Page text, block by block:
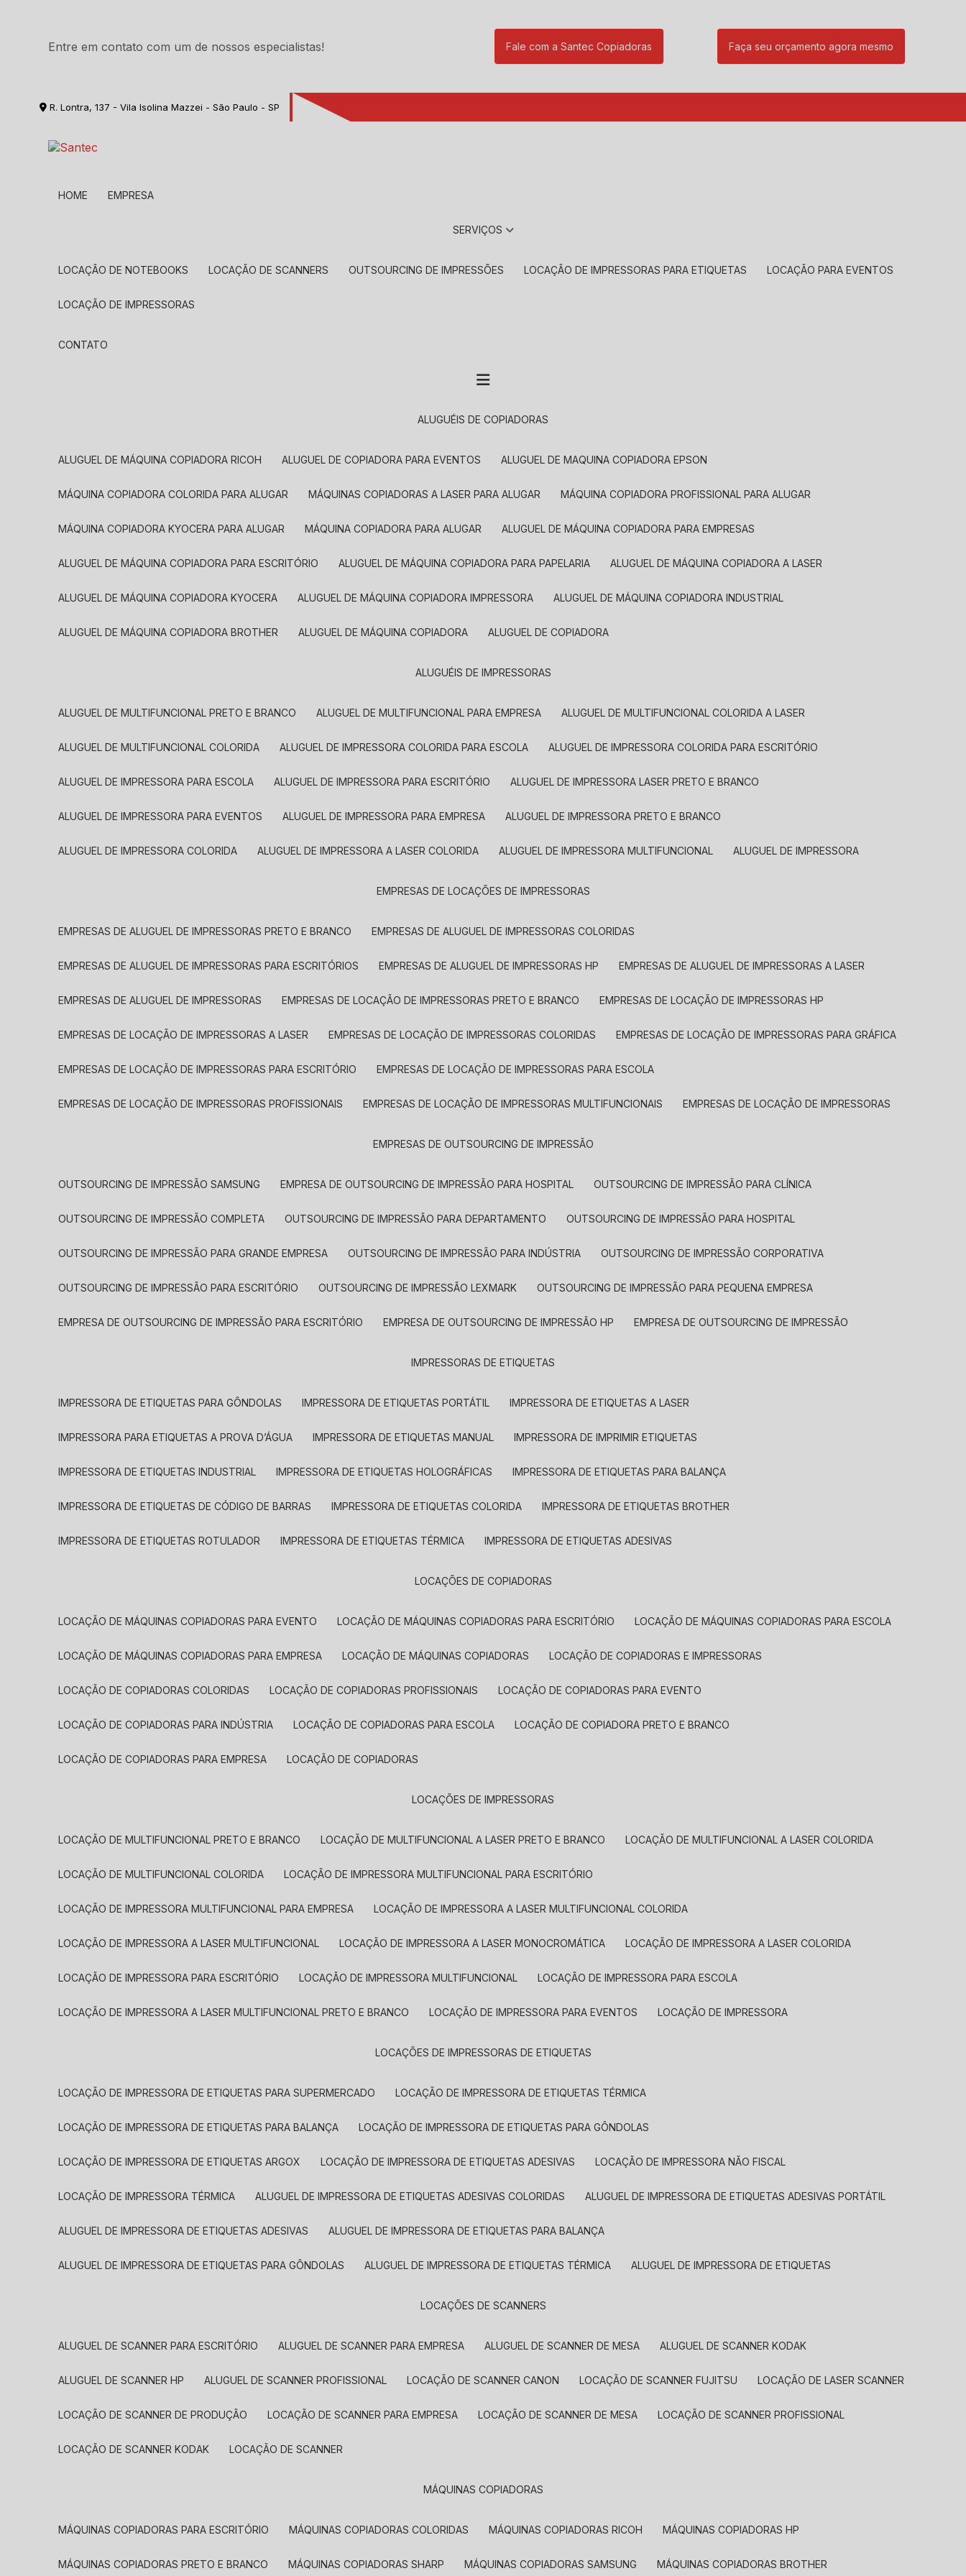
Entre em contato com um de nossos especialistas! Fale com a Santec Copiadoras Faça seu orçamento agora mesmo
R. Lontra, 137 - Vila Isolina Mazzei - São Paulo - SP
HOME EMPRESA
SERVIÇOS
LOCAÇÃO DE NOTEBOOKS LOCAÇÃO DE SCANNERS OUTSOURCING DE IMPRESSÕES LOCAÇÃO DE IMPRESSORAS PARA ETIQUETAS LOCAÇÃO PARA EVENTOS
LOCAÇÃO DE IMPRESSORAS
CONTATO
ALUGUÉIS DE COPIADORAS
ALUGUEL DE MÁQUINA COPIADORA RICOH ALUGUEL DE COPIADORA PARA EVENTOS ALUGUEL DE MAQUINA COPIADORA EPSON
MÁQUINA COPIADORA COLORIDA PARA ALUGAR MÁQUINAS COPIADORAS A LASER PARA ALUGAR MÁQUINA COPIADORA PROFISSIONAL PARA ALUGAR
MÁQUINA COPIADORA KYOCERA PARA ALUGAR MÁQUINA COPIADORA PARA ALUGAR ALUGUEL DE MÁQUINA COPIADORA PARA EMPRESAS
ALUGUEL DE MÁQUINA COPIADORA PARA ESCRITÓRIO ALUGUEL DE MÁQUINA COPIADORA PARA PAPELARIA ALUGUEL DE MÁQUINA COPIADORA A LASER
ALUGUEL DE MÁQUINA COPIADORA KYOCERA ALUGUEL DE MÁQUINA COPIADORA IMPRESSORA ALUGUEL DE MÁQUINA COPIADORA INDUSTRIAL
ALUGUEL DE MÁQUINA COPIADORA BROTHER ALUGUEL DE MÁQUINA COPIADORA ALUGUEL DE COPIADORA
ALUGUÉIS DE IMPRESSORAS
ALUGUEL DE MULTIFUNCIONAL PRETO E BRANCO ALUGUEL DE MULTIFUNCIONAL PARA EMPRESA ALUGUEL DE MULTIFUNCIONAL COLORIDA A LASER
ALUGUEL DE MULTIFUNCIONAL COLORIDA ALUGUEL DE IMPRESSORA COLORIDA PARA ESCOLA ALUGUEL DE IMPRESSORA COLORIDA PARA ESCRITÓRIO
ALUGUEL DE IMPRESSORA PARA ESCOLA ALUGUEL DE IMPRESSORA PARA ESCRITÓRIO ALUGUEL DE IMPRESSORA LASER PRETO E BRANCO
ALUGUEL DE IMPRESSORA PARA EVENTOS ALUGUEL DE IMPRESSORA PARA EMPRESA ALUGUEL DE IMPRESSORA PRETO E BRANCO
ALUGUEL DE IMPRESSORA COLORIDA ALUGUEL DE IMPRESSORA A LASER COLORIDA ALUGUEL DE IMPRESSORA MULTIFUNCIONAL ALUGUEL DE IMPRESSORA
EMPRESAS DE LOCAÇÕES DE IMPRESSORAS
EMPRESAS DE ALUGUEL DE IMPRESSORAS PRETO E BRANCO EMPRESAS DE ALUGUEL DE IMPRESSORAS COLORIDAS
EMPRESAS DE ALUGUEL DE IMPRESSORAS PARA ESCRITÓRIOS EMPRESAS DE ALUGUEL DE IMPRESSORAS HP EMPRESAS DE ALUGUEL DE IMPRESSORAS A LASER
EMPRESAS DE ALUGUEL DE IMPRESSORAS EMPRESAS DE LOCAÇÃO DE IMPRESSORAS PRETO E BRANCO EMPRESAS DE LOCAÇÃO DE IMPRESSORAS HP
EMPRESAS DE LOCAÇÃO DE IMPRESSORAS A LASER EMPRESAS DE LOCAÇÃO DE IMPRESSORAS COLORIDAS EMPRESAS DE LOCAÇÃO DE IMPRESSORAS PARA GRÁFICA
EMPRESAS DE LOCAÇÃO DE IMPRESSORAS PARA ESCRITÓRIO EMPRESAS DE LOCAÇÃO DE IMPRESSORAS PARA ESCOLA
EMPRESAS DE LOCAÇÃO DE IMPRESSORAS PROFISSIONAIS EMPRESAS DE LOCAÇÃO DE IMPRESSORAS MULTIFUNCIONAIS EMPRESAS DE LOCAÇÃO DE IMPRESSORAS
EMPRESAS DE OUTSOURCING DE IMPRESSÃO
OUTSOURCING DE IMPRESSÃO SAMSUNG EMPRESA DE OUTSOURCING DE IMPRESSÃO PARA HOSPITAL OUTSOURCING DE IMPRESSÃO PARA CLÍNICA
OUTSOURCING DE IMPRESSÃO COMPLETA OUTSOURCING DE IMPRESSÃO PARA DEPARTAMENTO OUTSOURCING DE IMPRESSÃO PARA HOSPITAL
OUTSOURCING DE IMPRESSÃO PARA GRANDE EMPRESA OUTSOURCING DE IMPRESSÃO PARA INDÚSTRIA OUTSOURCING DE IMPRESSÃO CORPORATIVA
OUTSOURCING DE IMPRESSÃO PARA ESCRITÓRIO OUTSOURCING DE IMPRESSÃO LEXMARK OUTSOURCING DE IMPRESSÃO PARA PEQUENA EMPRESA
EMPRESA DE OUTSOURCING DE IMPRESSÃO PARA ESCRITÓRIO EMPRESA DE OUTSOURCING DE IMPRESSÃO HP EMPRESA DE OUTSOURCING DE IMPRESSÃO
IMPRESSORAS DE ETIQUETAS
IMPRESSORA DE ETIQUETAS PARA GÔNDOLAS IMPRESSORA DE ETIQUETAS PORTÁTIL IMPRESSORA DE ETIQUETAS A LASER
IMPRESSORA PARA ETIQUETAS A PROVA D’ÁGUA IMPRESSORA DE ETIQUETAS MANUAL IMPRESSORA DE IMPRIMIR ETIQUETAS
IMPRESSORA DE ETIQUETAS INDUSTRIAL IMPRESSORA DE ETIQUETAS HOLOGRÁFICAS IMPRESSORA DE ETIQUETAS PARA BALANÇA
IMPRESSORA DE ETIQUETAS DE CÓDIGO DE BARRAS IMPRESSORA DE ETIQUETAS COLORIDA IMPRESSORA DE ETIQUETAS BROTHER
IMPRESSORA DE ETIQUETAS ROTULADOR IMPRESSORA DE ETIQUETAS TÉRMICA IMPRESSORA DE ETIQUETAS ADESIVAS
LOCAÇÕES DE COPIADORAS
LOCAÇÃO DE MÁQUINAS COPIADORAS PARA EVENTO LOCAÇÃO DE MÁQUINAS COPIADORAS PARA ESCRITÓRIO LOCAÇÃO DE MÁQUINAS COPIADORAS PARA ESCOLA
LOCAÇÃO DE MÁQUINAS COPIADORAS PARA EMPRESA LOCAÇÃO DE MÁQUINAS COPIADORAS LOCAÇÃO DE COPIADORAS E IMPRESSORAS
LOCAÇÃO DE COPIADORAS COLORIDAS LOCAÇÃO DE COPIADORAS PROFISSIONAIS LOCAÇÃO DE COPIADORAS PARA EVENTO
LOCAÇÃO DE COPIADORAS PARA INDÚSTRIA LOCAÇÃO DE COPIADORAS PARA ESCOLA LOCAÇÃO DE COPIADORA PRETO E BRANCO
LOCAÇÃO DE COPIADORAS PARA EMPRESA LOCAÇÃO DE COPIADORAS
LOCAÇÕES DE IMPRESSORAS
LOCAÇÃO DE MULTIFUNCIONAL PRETO E BRANCO LOCAÇÃO DE MULTIFUNCIONAL A LASER PRETO E BRANCO LOCAÇÃO DE MULTIFUNCIONAL A LASER COLORIDA
LOCAÇÃO DE MULTIFUNCIONAL COLORIDA LOCAÇÃO DE IMPRESSORA MULTIFUNCIONAL PARA ESCRITÓRIO
LOCAÇÃO DE IMPRESSORA MULTIFUNCIONAL PARA EMPRESA LOCAÇÃO DE IMPRESSORA A LASER MULTIFUNCIONAL COLORIDA
LOCAÇÃO DE IMPRESSORA A LASER MULTIFUNCIONAL LOCAÇÃO DE IMPRESSORA A LASER MONOCROMÁTICA LOCAÇÃO DE IMPRESSORA A LASER COLORIDA
LOCAÇÃO DE IMPRESSORA PARA ESCRITÓRIO LOCAÇÃO DE IMPRESSORA MULTIFUNCIONAL LOCAÇÃO DE IMPRESSORA PARA ESCOLA
LOCAÇÃO DE IMPRESSORA A LASER MULTIFUNCIONAL PRETO E BRANCO LOCAÇÃO DE IMPRESSORA PARA EVENTOS LOCAÇÃO DE IMPRESSORA
LOCAÇÕES DE IMPRESSORAS DE ETIQUETAS
LOCAÇÃO DE IMPRESSORA DE ETIQUETAS PARA SUPERMERCADO LOCAÇÃO DE IMPRESSORA DE ETIQUETAS TÉRMICA
LOCAÇÃO DE IMPRESSORA DE ETIQUETAS PARA BALANÇA LOCAÇÃO DE IMPRESSORA DE ETIQUETAS PARA GÔNDOLAS
LOCAÇÃO DE IMPRESSORA DE ETIQUETAS ARGOX LOCAÇÃO DE IMPRESSORA DE ETIQUETAS ADESIVAS LOCAÇÃO DE IMPRESSORA NÃO FISCAL
LOCAÇÃO DE IMPRESSORA TÉRMICA ALUGUEL DE IMPRESSORA DE ETIQUETAS ADESIVAS COLORIDAS ALUGUEL DE IMPRESSORA DE ETIQUETAS ADESIVAS PORTÁTIL
ALUGUEL DE IMPRESSORA DE ETIQUETAS ADESIVAS ALUGUEL DE IMPRESSORA DE ETIQUETAS PARA BALANÇA
ALUGUEL DE IMPRESSORA DE ETIQUETAS PARA GÔNDOLAS ALUGUEL DE IMPRESSORA DE ETIQUETAS TÉRMICA ALUGUEL DE IMPRESSORA DE ETIQUETAS
LOCAÇÕES DE SCANNERS
ALUGUEL DE SCANNER PARA ESCRITÓRIO ALUGUEL DE SCANNER PARA EMPRESA ALUGUEL DE SCANNER DE MESA ALUGUEL DE SCANNER KODAK
ALUGUEL DE SCANNER HP ALUGUEL DE SCANNER PROFISSIONAL LOCAÇÃO DE SCANNER CANON LOCAÇÃO DE SCANNER FUJITSU LOCAÇÃO DE LASER SCANNER
LOCAÇÃO DE SCANNER DE PRODUÇÃO LOCAÇÃO DE SCANNER PARA EMPRESA LOCAÇÃO DE SCANNER DE MESA LOCAÇÃO DE SCANNER PROFISSIONAL
LOCAÇÃO DE SCANNER KODAK LOCAÇÃO DE SCANNER
MÁQUINAS COPIADORAS
MÁQUINAS COPIADORAS PARA ESCRITÓRIO MÁQUINAS COPIADORAS COLORIDAS MÁQUINAS COPIADORAS RICOH MÁQUINAS COPIADORAS HP
MÁQUINAS COPIADORAS PRETO E BRANCO MÁQUINAS COPIADORAS SHARP MÁQUINAS COPIADORAS SAMSUNG MÁQUINAS COPIADORAS BROTHER